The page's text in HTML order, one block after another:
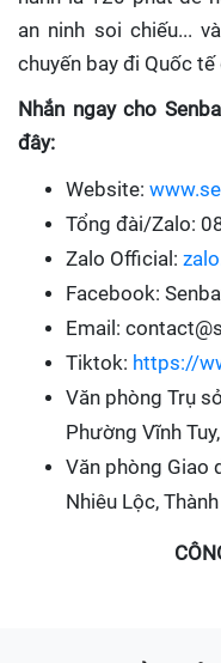
an ninh soi chiếu...
chuyến bay đi Quốc
Nhắn ngay cho
đây:
Website:
Tổng đài/Zalo:
Zalo Official:
Facebook:
Email:
Tiktok: https://
Văn phòng Trụ
Phường Vĩnh
Văn phòng Giao
Nhiêu Lộc,